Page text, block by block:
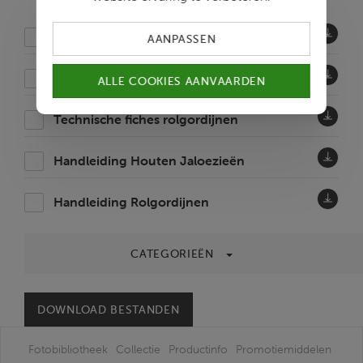
Meten & Plaatsen Rolgordijnen
Aandachtspunten rolgordijnen
Technische fiches rolgordijnen
Handleiding Houten Jaloezieën
Handleiding Rolgordijnen
CATEGORIEËN
DOWNLOAD BESTANDEN
Fotobibliotheek Collectie Productinfo
Promotiemiddelen
AANPASSEN
ALLE COOKIES AANVAARDEN